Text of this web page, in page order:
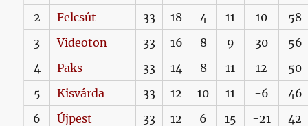
2
Felcsút 33 18 4 11 10
58
3
Videoton 33 16 8 9 30
56
4
Paks 33 14 8 11 12
50
5
Kisvárda 33 12 10 11 -6
46
6
Újpest 33 12 6 15 -21
42